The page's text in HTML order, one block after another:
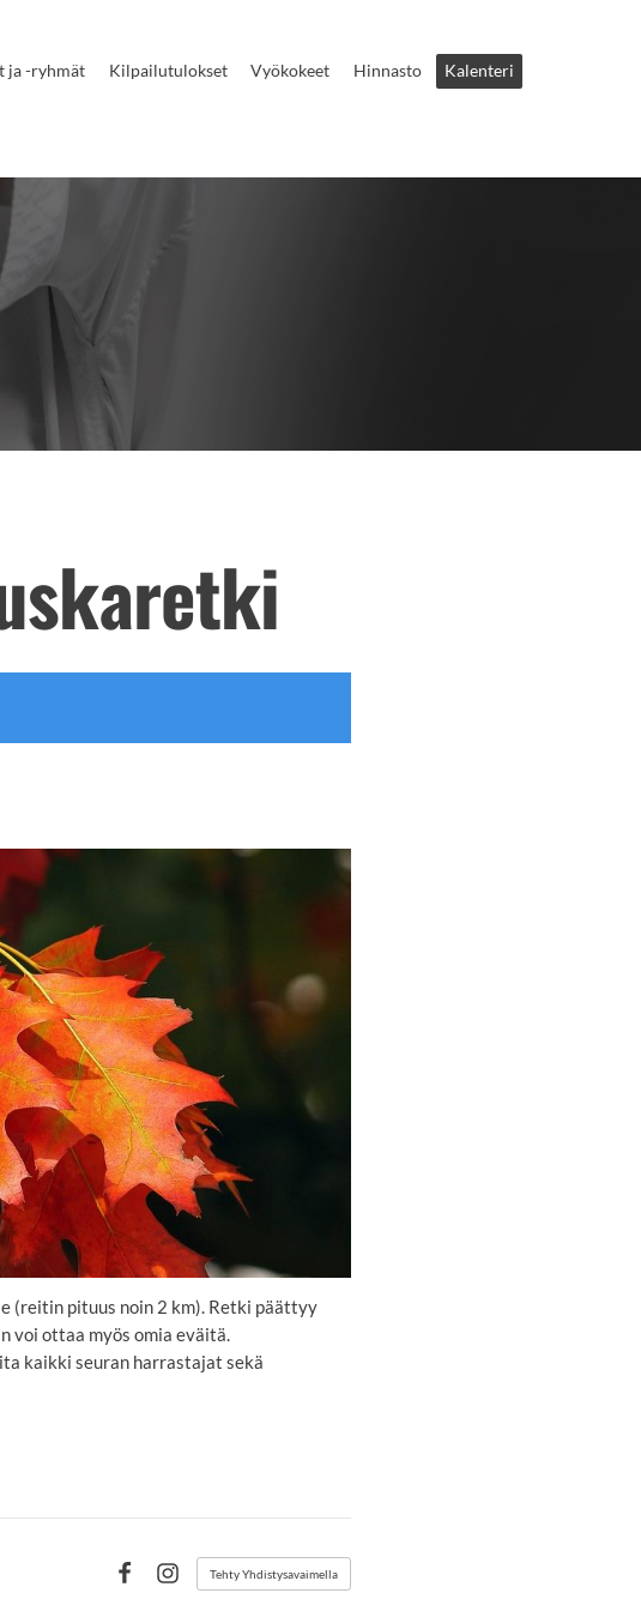
ja -ryhmät Kilpailutulokset Vyökokeet Hinnasto
Kalenteri
(reitin pituus noin 2 km). Retki päättyy
voi ottaa myös omia eväitä.
kaikki seuran harrastajat sekä
Instagram
Tehty Yhdistysavaimella